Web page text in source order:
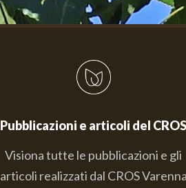
Pubblicazioni e articoli del CROS
Visiona tutte le pubblicazioni e gli
articoli realizzati dal CROS Varenna